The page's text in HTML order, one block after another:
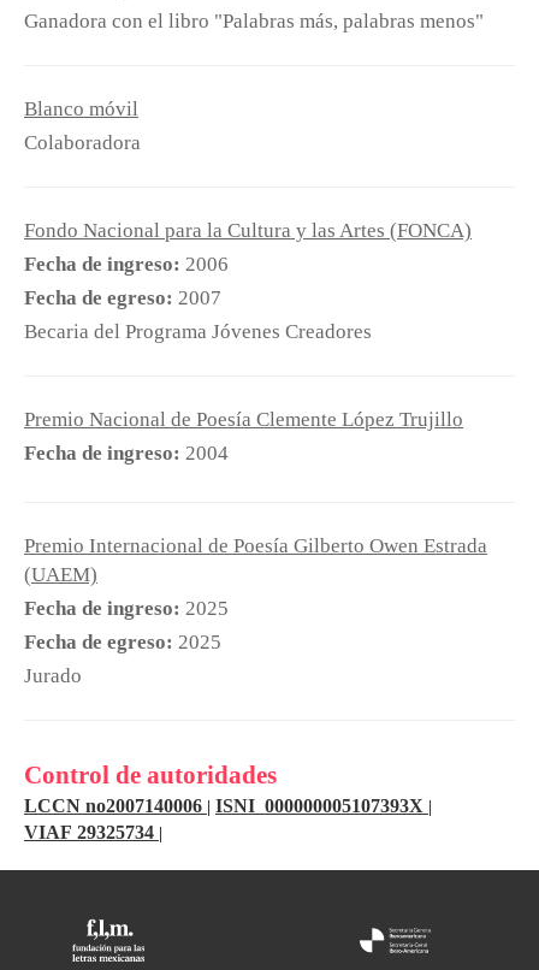
Ganadora con el libro "Palabras más, palabras menos"
Blanco móvil
Colaboradora
Fondo Nacional para la Cultura y las Artes (FONCA)
Fecha de ingreso: 2006
Fecha de egreso: 2007
Becaria del Programa Jóvenes Creadores
Premio Nacional de Poesía Clemente López Trujillo
Fecha de ingreso: 2004
Premio Internacional de Poesía Gilberto Owen Estrada
(UAEM)
Fecha de ingreso: 2025
Fecha de egreso: 2025
Jurado
Control de autoridades
LCCN no2007140006 | ISNI 000000005107393X |
VIAF 29325734 |